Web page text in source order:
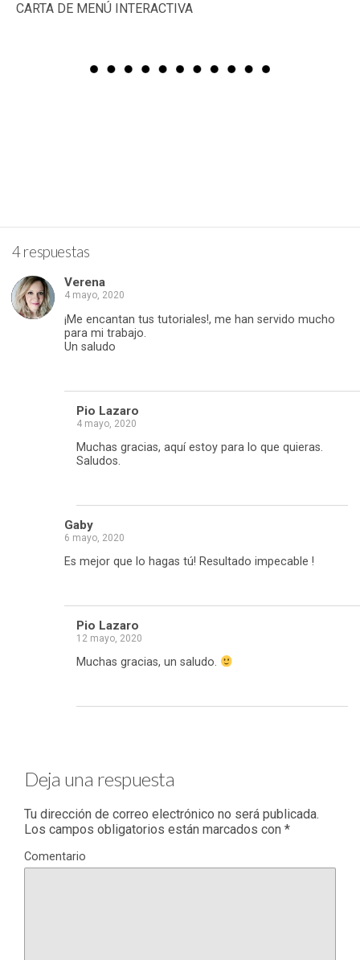
CARTA DE MENÚ INTERACTIVA
4 respuestas
Verena
4 mayo, 2020
¡Me encantan tus tutoriales!, me han servido mucho
para mi trabajo.
Un saludo
Pio Lazaro
4 mayo, 2020
Muchas gracias, aquí estoy para lo que quieras.
Saludos.
Gaby
6 mayo, 2020
Es mejor que lo hagas tú! Resultado impecable !
Pio Lazaro
12 mayo, 2020
Muchas gracias, un saludo.
Deja una respuesta
Tu dirección de correo electrónico no será publicada.
Los campos obligatorios están marcados con *
Comentario